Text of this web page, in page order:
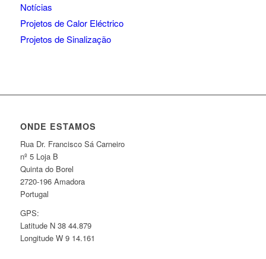
Notícias
Projetos de Calor Eléctrico
Projetos de Sinalização
ONDE ESTAMOS
Rua Dr. Francisco Sá Carneiro
nº 5 Loja B
Quinta do Borel
2720-196 Amadora
Portugal
GPS:
Latitude N 38 44.879
Longitude W 9 14.161